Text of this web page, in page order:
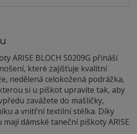
ARISE BLOCH S0209G přináší
které zajišťuje kvalitní
nedělená celokožená podrážka,
si u piškot upravíte tak, aby
zavážete do mašličky,
a vnitřní textilní stélka. Díky
dámské taneční piškoty ARISE